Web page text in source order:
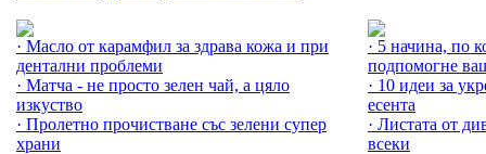
· Масло от карамфил за здрава кожа и при
дентални проблеми
· Матча - не просто зелен чай, а цяло
изкуство
· Пролетно прочистване със зелени супер
храни
· 5 начина, по
подпомогне
· 10 идеи за
есента
· Листата от
всеки